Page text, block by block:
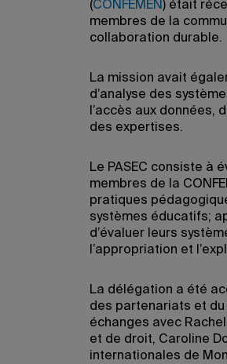
(CONFEMEN ) était
membres de la
collaboration durable.
La mission avait
d’analyse des
l’accès aux
des expertises.
Le PASEC consiste à
membres de la
pratiques
systèmes éducatifs;
d’évaluer leurs
l’appropriation et
La délégation a été
des partenariats et du
échanges avec
et de droit, Caroline
internationales de